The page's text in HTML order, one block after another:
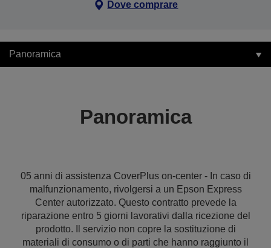
Dove comprare
Panoramica
Panoramica
05 anni di assistenza CoverPlus on-center - In caso di
malfunzionamento, rivolgersi a un Epson Express
Center autorizzato. Questo contratto prevede la
riparazione entro 5 giorni lavorativi dalla ricezione del
prodotto. Il servizio non copre la sostituzione di
materiali di consumo o di parti che hanno raggiunto il